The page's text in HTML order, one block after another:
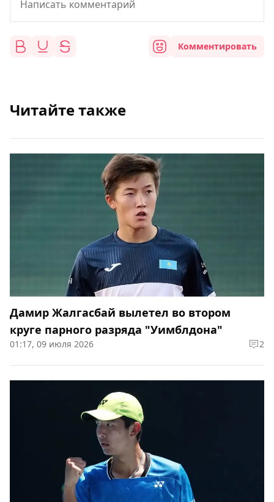
Комментировать
Читайте также
Дамир Жалгасбай вылетел во втором
круге парного разряда "Уимблдона"
01:17, 09 июля 2026 2